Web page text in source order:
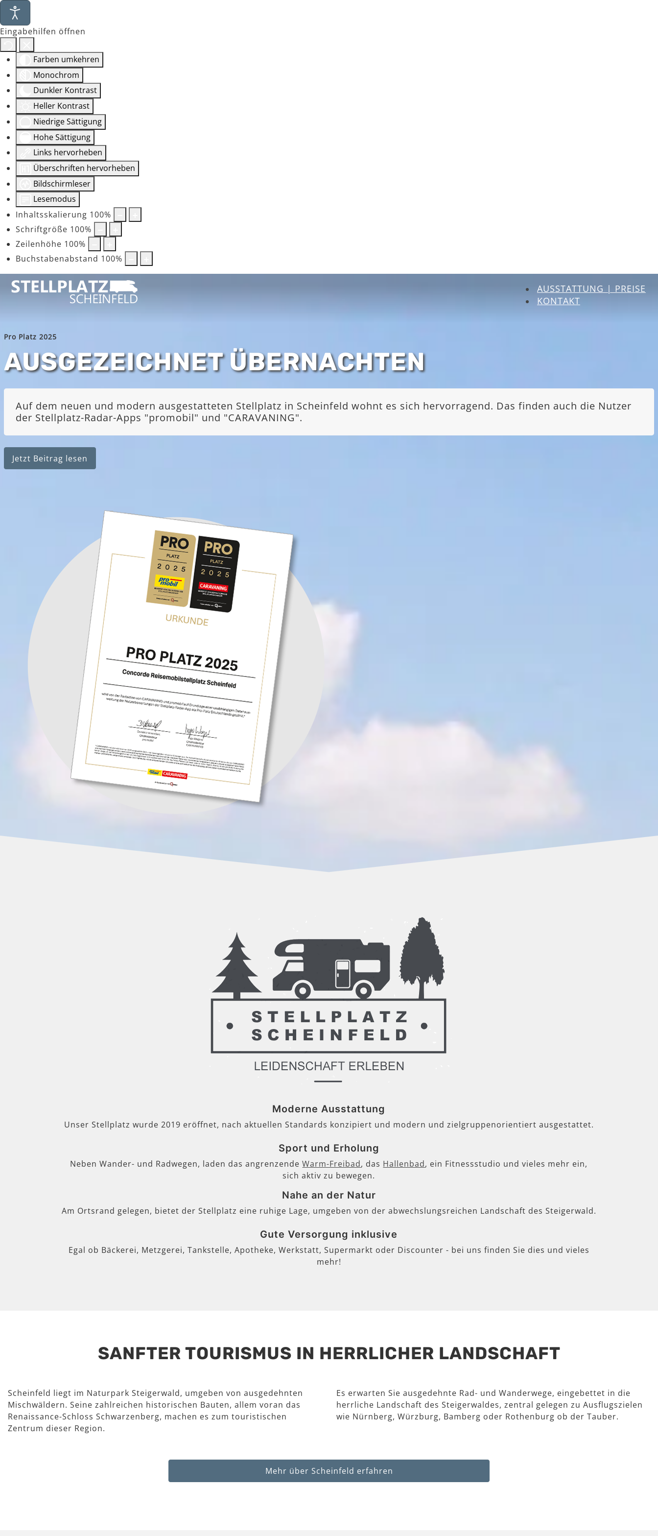
Eingabehilfen öffnen
Farben umkehren
Monochrom
Dunkler Kontrast
Heller Kontrast
Niedrige Sättigung
Hohe Sättigung
Links hervorheben
Überschriften hervorheben
Bildschirmleser
Lesemodus
Inhaltsskalierung 100%
Schriftgröße 100%
Zeilenhöhe 100%
Buchstabenabstand 100%
AUSSTATTUNG | PREISE
KONTAKT
Pro Platz 2025
AUSGEZEICHNET ÜBERNACHTEN
Auf dem neuen und modern ausgestatteten Stellplatz in Scheinfeld wohnt es sich hervorragend. Das finden auch die Nutzer
der Stellplatz-Radar-Apps "promobil" und "CARAVANING".
Jetzt Beitrag lesen
Moderne Ausstattung
Unser Stellplatz wurde 2019 eröffnet, nach aktuellen Standards konzipiert und modern und zielgruppenorientiert ausgestattet.
Sport und Erholung
Neben Wander- und Radwegen, laden das angrenzendeWarm-Freibad, das Hallenbad, ein Fitnessstudio und vieles mehr ein,
sich aktiv zu bewegen.
Nahe an der Natur
Am Ortsrand gelegen, bietet der Stellplatz eine ruhige Lage, umgeben von der abwechslungsreichen Landschaft des Steigerwald.
Gute Versorgung inklusive
Egal ob Bäckerei, Metzgerei, Tankstelle, Apotheke, Werkstatt, Supermarkt oder Discounter - bei uns finden Sie dies und vieles
mehr!
SANFTER TOURISMUS IN HERRLICHER LANDSCHAFT
Scheinfeld liegt im Naturpark Steigerwald, umgeben von ausgedehnten
Mischwäldern. Seine zahlreichen historischen Bauten, allem voran das
Renaissance-Schloss Schwarzenberg, machen es zum touristischen
Zentrum dieser Region.
Es erwarten Sie ausgedehnte Rad- und Wanderwege, eingebettet in die
herrliche Landschaft des Steigerwaldes, zentral gelegen zu Ausflugszielen
wie Nürnberg, Würzburg, Bamberg oder Rothenburg ob der Tauber.
Mehr über Scheinfeld erfahren